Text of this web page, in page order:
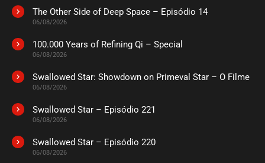
The Other Side of Deep Space – Episódio 14
06/08/2026
100.000 Years of Refining Qi – Special
06/08/2026
Swallowed Star: Showdown on Primeval Star – O Filme
06/08/2026
Swallowed Star – Episódio 221
06/08/2026
Swallowed Star – Episódio 220
06/08/2026